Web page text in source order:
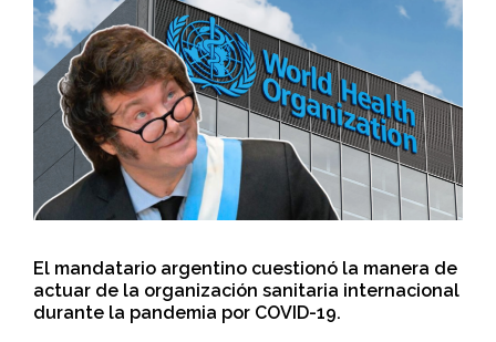
El mandatario argentino cuestionó la manera de
actuar de la organización sanitaria internacional
durante la pandemia por COVID-19.